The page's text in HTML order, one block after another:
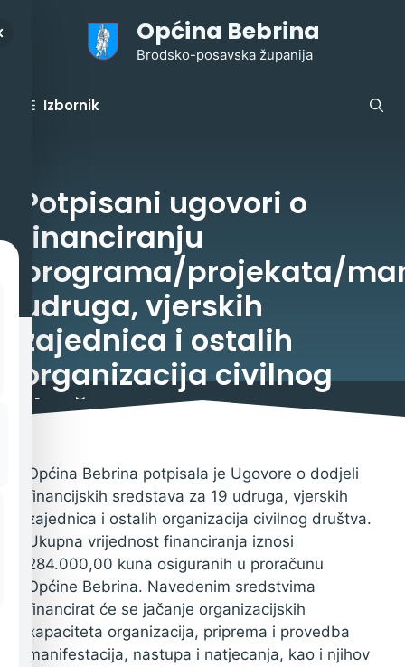
na
Općina Bebrina
Brodsko-posavska županija
Izbornik
Potpisani ugovori o
financiranju
programa/projekata/
udruga, vjerskih
zajednica i ostalih
organizacija civilnog
društva
Općina Bebrina potpisala je Ugovore o dodjeli
financijskih sredstava za 19 udruga, vjerskih
zajednica i ostalih organizacija civilnog društva.
Ukupna vrijednost financiranja iznosi
284.000,00 kuna osiguranih u proračunu
Općine Bebrina. Navedenim sredstvima
financirat će se jačanje organizacijskih
kapaciteta organizacija, priprema i provedba
manifestacija, nastupa i natjecanja, kao i njihov